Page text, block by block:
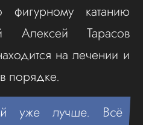
катанию
Алексей Тарасов
на лечении и
порядке.
уже лучше. Всё